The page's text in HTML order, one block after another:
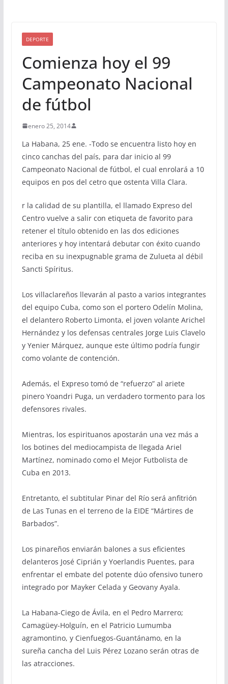
DEPORTE
Comienza hoy el 99
Campeonato Nacional
de fútbol
enero 25, 2014
La Habana, 25 ene. -Todo se encuentra listo hoy en
cinco canchas del país, para dar inicio al 99
Campeonato Nacional de fútbol, el cual enrolará a 10
equipos en pos del cetro que ostenta Villa Clara.
r la calidad de su plantilla, el llamado Expreso del
Centro vuelve a salir con etiqueta de favorito para
retener el título obtenido en las dos ediciones
anteriores y hoy intentará debutar con éxito cuando
reciba en su inexpugnable grama de Zulueta al débil
Sancti Spíritus.
Los villaclareños llevarán al pasto a varios integrantes
del equipo Cuba, como son el portero Odelín Molina,
el delantero Roberto Limonta, el joven volante Arichel
Hernández y los defensas centrales Jorge Luis Clavelo
y Yenier Márquez, aunque este último podría fungir
como volante de contención.
Además, el Expreso tomó de “refuerzo” al ariete
pinero Yoandri Puga, un verdadero tormento para los
defensores rivales.
Mientras, los espirituanos apostarán una vez más a
los botines del mediocampista de llegada Ariel
Martínez, nominado como el Mejor Futbolista de
Cuba en 2013.
Entretanto, el subtitular Pinar del Río será anfitrión
de Las Tunas en el terreno de la EIDE “Mártires de
Barbados”.
Los pinareños enviarán balones a sus eficientes
delanteros José Ciprián y Yoerlandis Puentes, para
enfrentar el embate del potente dúo ofensivo tunero
integrado por Mayker Celada y Geovany Ayala.
La Habana-Ciego de Ávila, en el Pedro Marrero;
Camagüey-Holguín, en el Patricio Lumumba
agramontino, y Cienfuegos-Guantánamo, en la
sureña cancha del Luis Pérez Lozano serán otras de
las atracciones.